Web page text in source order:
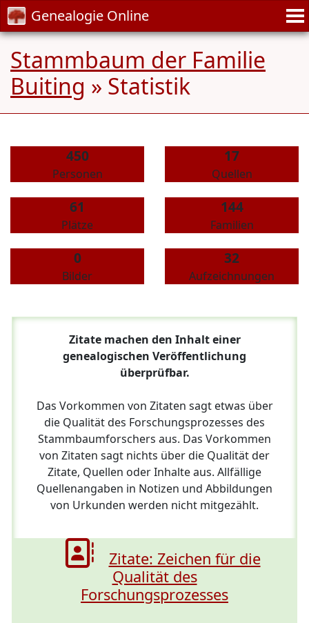
Genealogie Online
Stammbaum der Familie
Buiting » Statistik
450
Personen
17
Quellen
61
Plätze
144
Familien
0
Bilder
32
Aufzeichnungen
Zitate machen den Inhalt einer
genealogischen Veröffentlichung
überprüfbar.
Das Vorkommen von Zitaten sagt etwas über
die Qualität des Forschungsprozesses des
Stammbaumforschers aus. Das Vorkommen
von Zitaten sagt nichts über die Qualität der
Zitate, Quellen oder Inhalte aus. Allfällige
Quellenangaben in Notizen und Abbildungen
von Urkunden werden nicht mitgezählt.
Zitate: Zeichen für die
Qualität des
Forschungsprozesses